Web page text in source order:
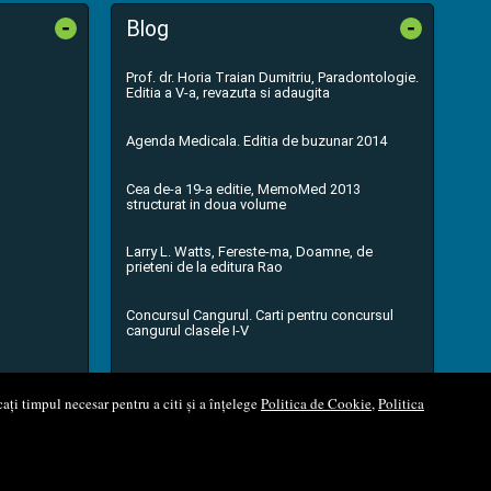
timpul necesar pentru a citi și a înțelegePolitica de Cookie,Politica
- Blog -
Prof. dr. Horia Traian Dumitriu, Paradontologie.
Editia a V-a, revazuta si adaugita
Agenda Medicala. Editia de buzunar 2014
Cea de-a 19-a editie, MemoMed 2013
structurat in doua volume
Larry L. Watts, Fereste-ma, Doamne, de
prieteni de la editura Rao
Concursul Cangurul. Carti pentru concursul
cangurul clasele I-V